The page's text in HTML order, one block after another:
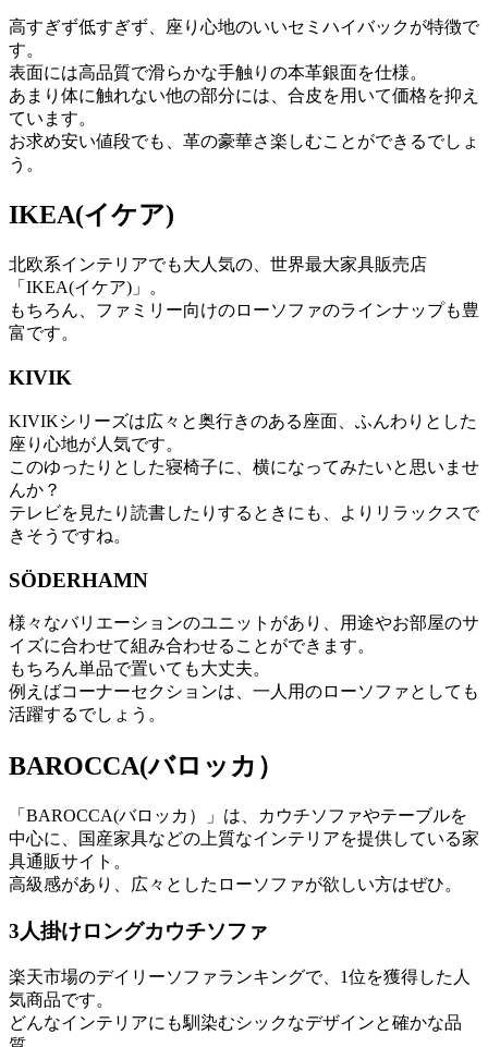
高すぎず低すぎず、座り心地のいいセミハイバックが特徴で
す。
表面には高品質で滑らかな手触りの本革銀面を仕様。
あまり体に触れない他の部分には、合皮を用いて価格を抑え
ています。
お求め安い値段でも、革の豪華さ楽しむことができるでしょ
う。
IKEA(イケア)
北欧系インテリアでも大人気の、世界最大家具販売店
「IKEA(イケア)」。
もちろん、ファミリー向けのローソファのラインナップも豊
富です。
KIVIK
KIVIKシリーズは広々と奥行きのある座面、ふんわりとした
座り心地が人気です。
このゆったりとした寝椅子に、横になってみたいと思いませ
んか？
テレビを見たり読書したりするときにも、よりリラックスで
きそうですね。
SÖDERHAMN
様々なバリエーションのユニットがあり、用途やお部屋のサ
イズに合わせて組み合わせることができます。
もちろん単品で置いても大丈夫。
例えばコーナーセクションは、一人用のローソファとしても
活躍するでしょう。
BAROCCA(バロッカ）
「BAROCCA(バロッカ）」は、カウチソファやテーブルを
中心に、国産家具などの上質なインテリアを提供している家
具通販サイト。
高級感があり、広々としたローソファが欲しい方はぜひ。
3人掛けロングカウチソファ
楽天市場のデイリーソファランキングで、1位を獲得した人
気商品です。
どんなインテリアにも馴染むシックなデザインと確かな品